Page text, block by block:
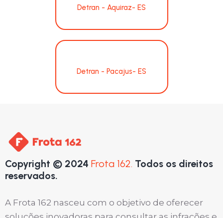
Detran - Aquiraz- ES
Detran - Pacajus- ES
Copyright © 2024 Frota 162. Todos os direitos
reservados.
A Frota 162 nasceu com o objetivo de oferecer